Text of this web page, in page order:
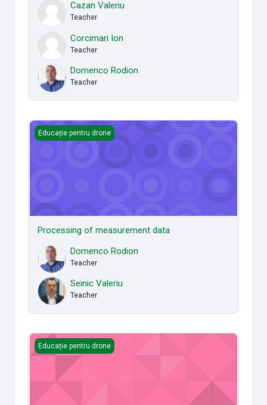
Cazan Valeriu
Teacher
Corcimari Ion
Teacher
Domenco Rodion
Teacher
Processing of measurement data
Educație pentru drone
Processing of measurement data
Domenco Rodion
Teacher
Seinic Valeriu
Teacher
Drone piloting
Educație pentru drone